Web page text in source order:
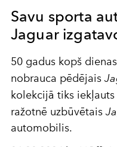
Savu sporta
Jaguar
50 gadus kopš
nobrauca pēdējais
kolekcijā tiks
ražotnē uzbūvētais
automobilis.